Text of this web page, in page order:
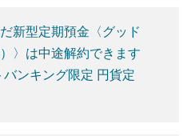
新型定期預金〈グッド
〉は中途解約できます
ンキング限定 円貨定